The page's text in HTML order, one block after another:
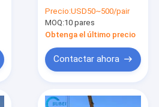
draga de la succión
del cortador
Precio:USD50~500/pair
MOQ:10 pares
Obtenga el último precio
Contactar ahora